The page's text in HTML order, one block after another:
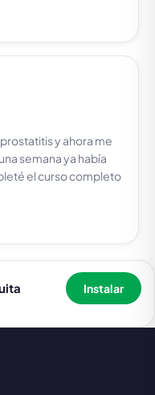
y ahora me
semana ya había
el curso completo
Instalar